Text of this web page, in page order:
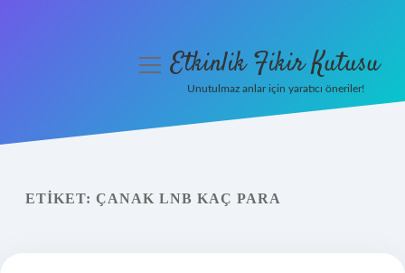
Yasal Uyarı
menüyüEtkinlik Fikir Kutusu
Unutulmaz anlar için yaratıcı öneriler!
ETIKET: ÇANAK LNB KAÇ PARA